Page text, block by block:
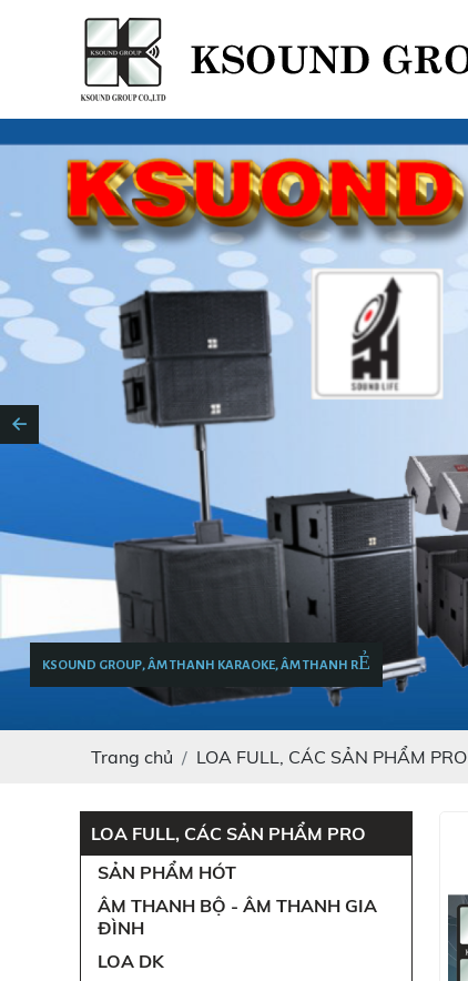
KSOUND GROUP, ÂM THANH KARAOKE, ÂM THANH RẺ
Trang chủ LOA FULL, CÁC SẢN PHẨM PRO
LOA FULL, CÁC SẢN PHẨM PRO
SẢN PHẨM HÓT
ÂM THANH BỘ - ÂM THANH GIA
ĐÌNH
LOA DK